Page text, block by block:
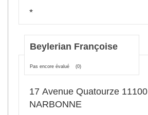
*
Beylerian Françoise
Pas encore évalué (0)
17 Avenue Quatourze 11100
NARBONNE